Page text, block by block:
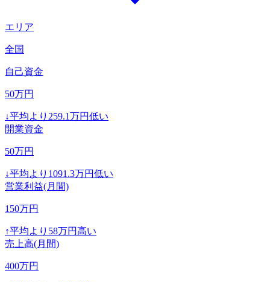
エリア
全国
自己資金
50万円
↓平均より 259.1万円低い
開業資金
50万円
↓平均より 1091.3万円低い
営業利益(月間)
150万円
↑平均より 58万円高い
売上高(月間)
400万円